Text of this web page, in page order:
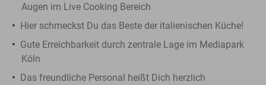
Augen im Live Cooking Bereich
Hier schmeckst Du das Beste der italienischen Küche!
Gute Erreichbarkeit durch zentrale Lage im Mediapark
Köln
Das freundliche Personal heißt Dich herzlich